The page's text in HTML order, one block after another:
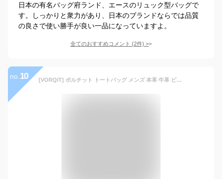
日本の有名バッグ府ランド、エースのリュック型バッグで
す。しっかりと衆力があり、日本のブランドならでは品質
の良さで使い勝手が良い一品になっていますよ。
全てのおすすめコメント (2件) >
no. 10 [VORQIT] ボルチット トートバッグ メンズ 本革 牛革 ビジネスバッグ 大容量 2way 3層 B4 PC (04.ブラック)